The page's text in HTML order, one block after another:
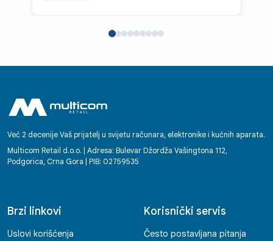
Već 2 decenije Vaš prijatelj u svijetu računara, elektronike i kućnih aparata.
Multicom Retail d.o.o. | Adresa: Bulevar Džordža Vašingtona 112,
Podgorica, Crna Gora | PIB: 02759535
Brzi linkovi
Uslovi korišćenja
Korisnički servis
Često postavljana pitanja